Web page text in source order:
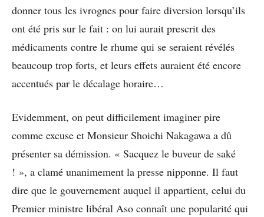
donner tous les ivrognes pour faire diversion lorsqu’ils
ont été pris sur le fait : on lui aurait prescrit des
médicaments contre le rhume qui se seraient révélés
beaucoup trop forts, et leurs effets auraient été encore
accentués par le décalage horaire…
Evidemment, on peut difficilement imaginer pire
comme excuse et Monsieur Shoichi Nakagawa a dû
présenter sa démission. « Sacquez le buveur de saké
! », a clamé unanimement la presse nipponne. Il faut
dire que le gouvernement auquel il appartient, celui du
Premier ministre libéral Aso connaît une popularité qui